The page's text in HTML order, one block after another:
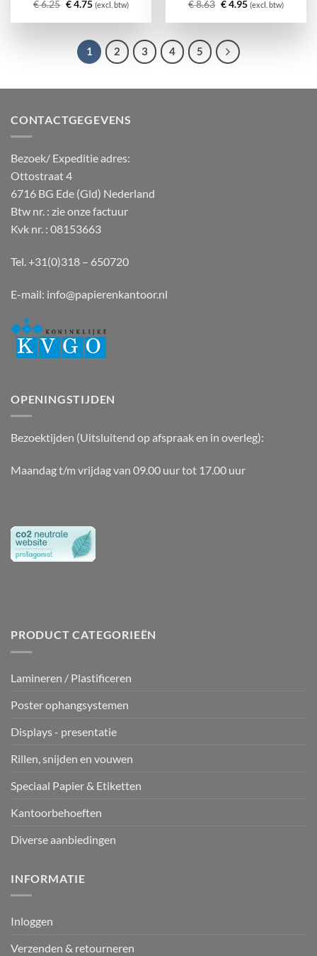
€6.25 Oorspronkelijke
was:
€4.75Huidige
prijs
is:
(excl. btw) €8.63 Oorspronkelijke
was:
€4.95Huidige
prijs
is:
(excl. btw)
1 2 3 4 5
CONTACTGEGEVENS
Bezoek/ Expeditie adres:
Ottostraat 4
6716 BG Ede (Gld) Nederland
Btw nr. : zie onze factuur
Kvk nr. : 08153663
Tel. +31(0)318 – 650720
E-mail: info@papierenkantoor.nl
OPENINGSTIJDEN
Bezoektijden (Uitsluitend op afspraak en in overleg):
Maandag t/m vrijdag van 09.00 uur tot 17.00 uur
PRODUCT CATEGORIEËN
Lamineren / Plastificeren
Poster ophangsystemen
Displays - presentatie
Rillen, snijden en vouwen
Speciaal Papier & Etiketten
Kantoorbehoeften
Diverse aanbiedingen
INFORMATIE
Inloggen
Verzenden & retourneren